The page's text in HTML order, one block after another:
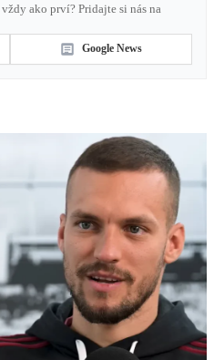
vždy ako prví? Pridajte si nás na
Google News